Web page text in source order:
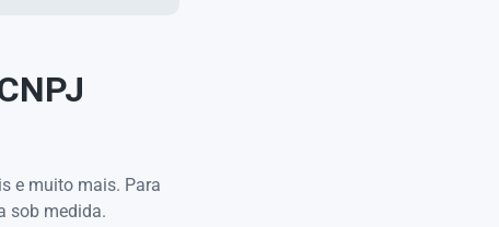
e muito mais. Para
sob medida.